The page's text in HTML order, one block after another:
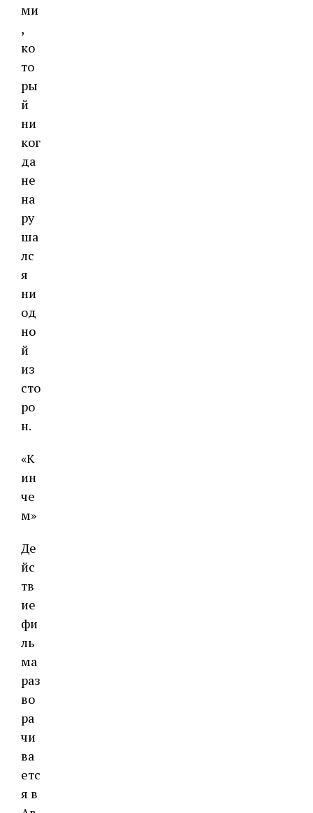
ми
,
ко
то
ры
й
ни
ког
да
не
на
ру
ша
лс
я
ни
од
но
й
из
сто
ро
н.
«К
ин
че
м»
Де
йс
тв
ие
фи
ль
ма
раз
во
ра
чи
ва
етс
я в